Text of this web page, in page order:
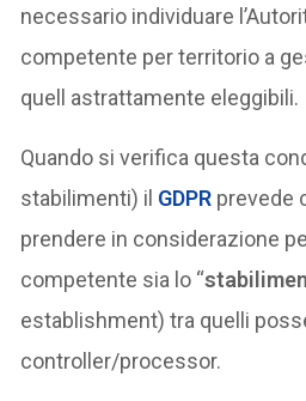
necessario individuare
competente per territorio a
quell astrattamente eleggibili.
Quando si verifica questa
stabilimenti) il GDPR prevede
prendere in considerazione
competente sia lo “
establishment) tra quelli
controller/processor.